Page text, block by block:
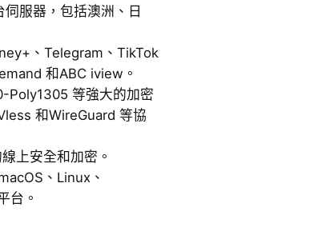
服器，包括澳洲、日
、Telegram、TikTok
和ABC iview。
Poly1305 等強大的加密
和WireGuard 等協
上安全和加密。
、Linux、
台。